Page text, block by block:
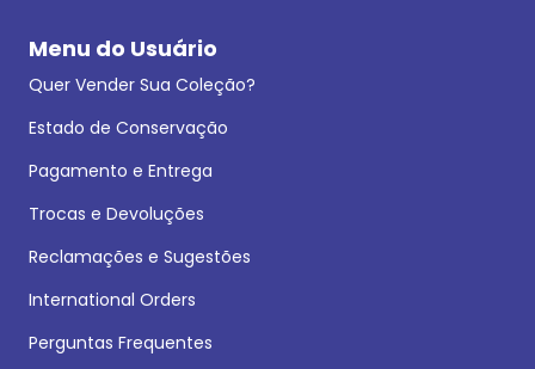
Menu do Usuário
Quer Vender Sua Coleção?
Estado de Conservação
Pagamento e Entrega
Trocas e Devoluções
Reclamações e Sugestões
International Orders
Perguntas Frequentes